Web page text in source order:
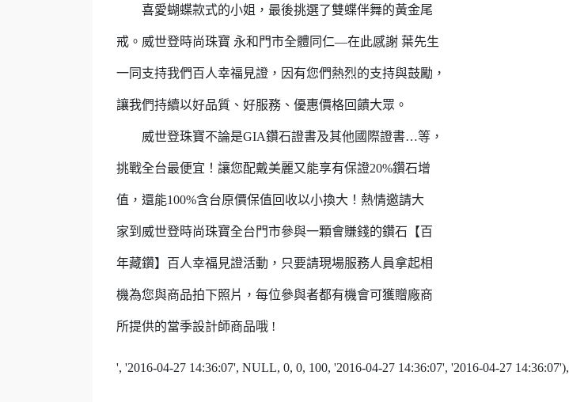
喜愛蝴蝶款式的小姐，最後挑選了雙蝶伴舞的黃金尾
戒。威世登時尚珠寶 永和門市全體同仁—在此感謝 葉先生
一同支持我們百人幸福見證，因有您們熱烈的支持與鼓勵，
讓我們持續以好品質、好服務、優惠價格回饋大眾。
威世登珠寶不論是GIA鑽石證書及其他國際證書…等，
挑戰全台最便宜！讓您配戴美麗又能享有保證20%鑽石增
值 ，還能100%含台原價保值回收以小換大！熱情邀請大
家到威世登時尚珠寶全台門市參與一顆會賺錢的鑽石【百
年藏鑽】百人幸福見證活動，只要請現場服務人員拿起相
機為您與商品拍下照片，每位參與者都有機會可獲贈廠商
所提供的當季設計師商品哦 !
', '2016-04-27 14:36:07', NULL, 0, 0, 100, '2016-04-27 14:36:07', '2016-04-27 14:36:07'),